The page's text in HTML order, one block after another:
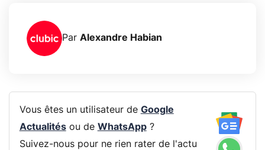
Par Alexandre Habian
Vous êtes un utilisateur de Google
Actualitésou de WhatsApp?
Suivez-nous pour ne rien rater de l'actu